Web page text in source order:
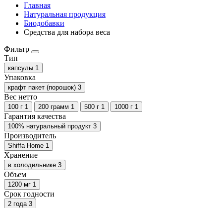
Главная
Натуральная продукция
Биодобавки
Средства для набора веса
Фильтр
Тип
капсулы 1
Упаковка
крафт пакет (порошок) 3
Вес нетто
100 г 1 200 грамм 1 500 г 1 1000 г 1
Гарантия качества
100% натуральный продукт 3
Производитель
Shiffa Home 1
Хранение
в холодильнике 3
Объем
1200 мг 1
Срок годности
2 года 3